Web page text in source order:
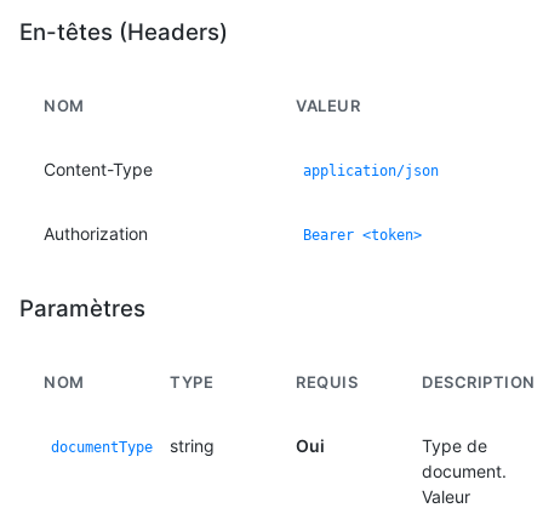
En-têtes (Headers)
NOM VALEUR
Content-Type application/json
Authorization Bearer <token>
Paramètres
NOM TYPE REQUIS DESCRIPTION
documentType string Oui
Type de
document.
Valeur